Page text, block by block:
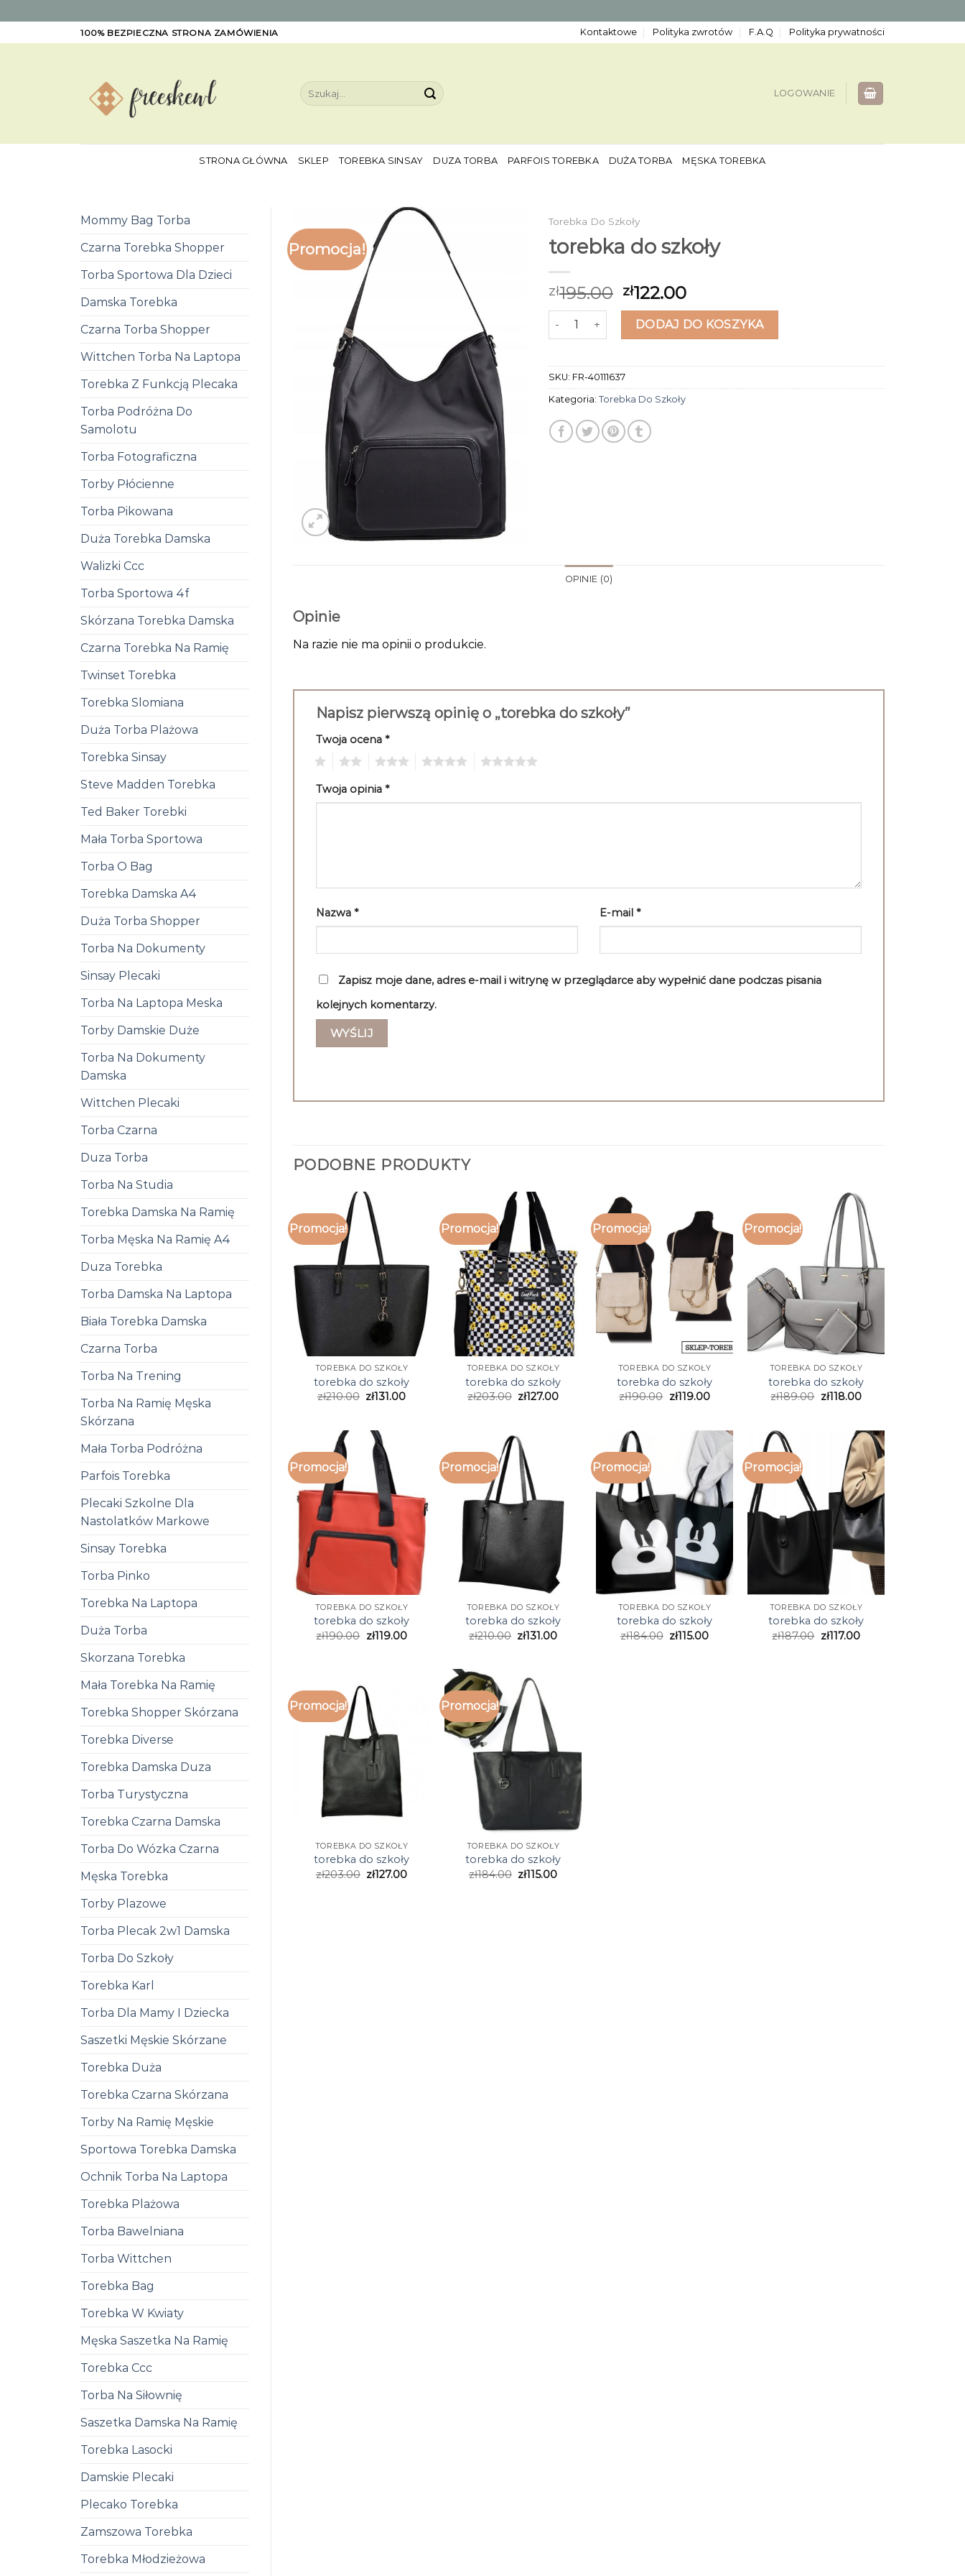
to
100% BEZPIECZNA STRONA ZAMÓWIENIA Kontaktowe Polityka zwrotów F.A.Q Polityka prywatności
Szukaj:
LOGOWANIE
STRONA GŁÓWNA SKLEP TOREBKA SINSAY DUZA TORBA PARFOIS TOREBKA DUŻA TORBA MĘSKA TOREBKA
Mommy Bag Torba
Czarna Torebka Shopper
Torba Sportowa Dla Dzieci
Damska Torebka
Czarna Torba Shopper
Wittchen Torba Na Laptopa
Torebka Z Funkcją Plecaka
Torba Podróżna Do
Samolotu
Torba Fotograficzna
Torby Płócienne
Torba Pikowana
Duża Torebka Damska
Walizki Ccc
Torba Sportowa 4f
Skórzana Torebka Damska
Czarna Torebka Na Ramię
Twinset Torebka
Torebka Slomiana
Duża Torba Plażowa
Torebka Sinsay
Steve Madden Torebka
Ted Baker Torebki
Mała Torba Sportowa
Torba O Bag
Torebka Damska A4
Duża Torba Shopper
Torba Na Dokumenty
Sinsay Plecaki
Torba Na Laptopa Meska
Torby Damskie Duże
Torba Na Dokumenty
Damska
Wittchen Plecaki
Torba Czarna
Duza Torba
Torba Na Studia
Torebka Damska Na Ramię
Torba Męska Na Ramię A4
Duza Torebka
Torba Damska Na Laptopa
Biała Torebka Damska
Czarna Torba
Torba Na Trening
Torba Na Ramię Męska
Skórzana
Mała Torba Podróżna
Parfois Torebka
Plecaki Szkolne Dla
Nastolatków Markowe
Sinsay Torebka
Torba Pinko
Torebka Na Laptopa
Duża Torba
Skorzana Torebka
Mała Torebka Na Ramię
Torebka Shopper Skórzana
Torebka Diverse
Torebka Damska Duza
Torba Turystyczna
Torebka Czarna Damska
Torba Do Wózka Czarna
Męska Torebka
Torby Plazowe
Torba Plecak 2w1 Damska
Torba Do Szkoły
Torebka Karl
Torba Dla Mamy I Dziecka
Saszetki Męskie Skórzane
Torebka Duża
Torebka Czarna Skórzana
Torby Na Ramię Męskie
Sportowa Torebka Damska
Ochnik Torba Na Laptopa
Torebka Plażowa
Torba Bawelniana
Torba Wittchen
Torebka Bag
Torebka W Kwiaty
Męska Saszetka Na Ramię
Torebka Ccc
Torba Na Siłownię
Saszetka Damska Na Ramię
Torebka Lasocki
Damskie Plecaki
Plecako Torebka
Zamszowa Torebka
Torebka Młodzieżowa
Promocja!
Torebka Do Szkoły
torebka do szkoły
zł195.00 zł122.00
ilość torebka do szkołyDODAJ DO KOSZYKA
SKU: FR-40111637
Kategoria: Torebka Do Szkoły
OPINIE (0)
Opinie
Na razie nie ma opinii o produkcie.
Napisz pierwszą opinię o „torebka do szkoły”
Twoja ocena *
Twoja opinia *
Nazwa * E-mail *
Zapisz moje dane, adres e-mail i witrynę w przeglądarce aby wypełnić dane podczas pisania
kolejnych komentarzy.
PODOBNE PRODUKTY
Promocja!
TOREBKA DO SZKOŁY
torebka do szkoły
zł210.00 zł131.00
Promocja!
TOREBKA DO SZKOŁY
torebka do szkoły
zł203.00 zł127.00
Promocja!
TOREBKA DO SZKOŁY
torebka do szkoły
zł190.00 zł119.00
Promocja!
TOREBKA DO SZKOŁY
torebka do szkoły
zł189.00 zł118.00
Promocja!
TOREBKA DO SZKOŁY
torebka do szkoły
zł190.00 zł119.00
Promocja!
TOREBKA DO SZKOŁY
torebka do szkoły
zł210.00 zł131.00
Promocja!
TOREBKA DO SZKOŁY
torebka do szkoły
zł184.00 zł115.00
Promocja!
TOREBKA DO SZKOŁY
torebka do szkoły
zł187.00 zł117.00
Promocja!
TOREBKA DO SZKOŁY
torebka do szkoły
zł203.00 zł127.00
Promocja!
TOREBKA DO SZKOŁY
torebka do szkoły
zł184.00 zł115.00